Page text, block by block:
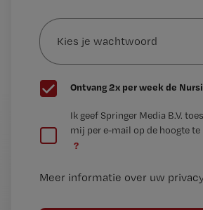
mailadres?
Kies
je
wachtwoord
G
e
t
Ontvang 2x per week de
e
t
Ik geef Springer Media B.V.
mij per e-mail op de hoogte te
?
Meer informatie over uw